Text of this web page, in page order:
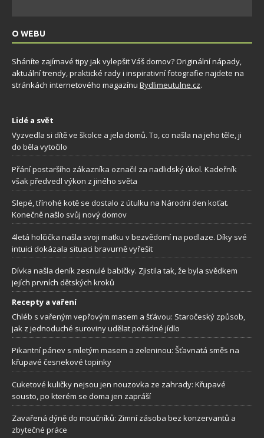
O WEBU
Sháníte zajímavé tipy jak vylepšit Váš domov? Originální nápady,
aktuální trendy, praktické rady i inspirativní fotografie najdete na
stránkách internetového magazínu Bydlimeutulne.cz.
Lidé a svět
Vyzvedla si dítě ve školce a jela domů. To, co našla na jeho těle, ji
do běla vytočilo
Přání postaršího zákazníka označil za nadlidský úkol. Kadeřník
však předvedl výkon z jiného světa
Slepé, třínohé kotě se dostalo z útulku na Národní den koťat.
Konečně našlo svůj nový domov
4letá holčička našla svoji matku v bezvědomí na podlaze. Díky své
intuici dokázala situaci bravurně vyřešit
Dívka našla deník zesnulé babičky. Zjistila tak, že byla svědkem
jejích prvních dětských kroků
Recepty a vaření
Chléb s vařeným vepřovým masem a šťávou: Staročeský způsob,
jak z jednoduché suroviny udělat pořádné jídlo
Pikantní pánev s mletým masem a zeleninou: Šťavnatá směs na
křupavé česnekové topinky
Cuketové kuličky nejsou jen nouzovka ze zahrady: Křupavé
sousto, po kterém se doma jen zapráší
Zavařená dýně do moučníků: Zimní zásoba bez konzervantů a
zbytečné práce